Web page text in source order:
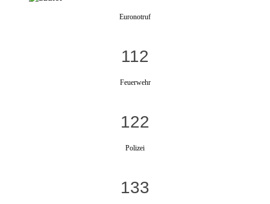
Euronotruf
112
Feuerwehr
122
Polizei
133